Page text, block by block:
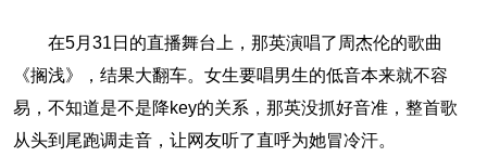
在5月31日的直播舞台上，那英演唱了周杰伦的歌曲
《搁浅》，结果大翻车。女生要唱男生的低音本来就不容
易，不知道是不是降key的关系，那英没抓好音准，整首歌
从头到尾跑调走音，让网友听了直呼为她冒冷汗。